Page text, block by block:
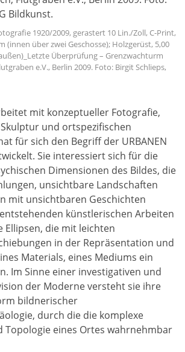
1920/2009, gerastert 10 Lin./Zoll, C-Print,
(innen über zwei Geschosse); Holzgerüst, 5,00
Überprüfung – Grenzwachturm
e.V., Berlin 2009. Foto: Birgit Schlieps,
mit konzeptueller Fotografie,
und ortspezifischen
für sich den Begriff der URBANEN
Sie interessiert sich für die
Dimensionen des Bildes, die
unsichtbare Landschaften
mit unsichtbaren Geschichten
künstlerischen Arbeiten
Ellipsen, die mit leichten
in der Repräsentation und
Materials, eines Mediums ein
Im Sinne einer investigativen und
der Moderne versteht sie ihre
bildnerischer
durch die die komplexe
Topologie eines Ortes wahrnehmbar